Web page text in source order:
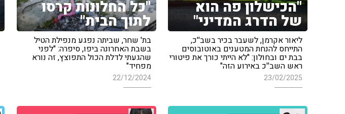
"הכישלון פה הוא
של הדרג המדיני"
ליאור אקרמן, לשעבר בכיר בשב''כ,
התייחס להנחת המטענים באוטובוסים
בבת ים ובחולון: "לא הייתי כורך את פיטורי
ראש השב''כ באירוע הזה"
23/02/2025
"כל החלונות קרסו
לתוך הבית"
בת' שחר, שביתה נפגע מנפילת הטיל
בשבת האחרונה ביפו, סיפרה: "לפני
שהגעתי לדלת הכול התפוצץ, זה נורא
מפחיד"
22/12/2024